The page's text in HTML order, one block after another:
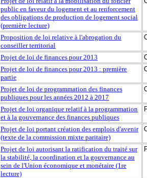
public en faveur du logement et au renforcement
des obligations de production de logement social
(première lecture)
Proposition de loi relative à l'abrogation du
conseiller territorial
Projet de loi de finances pour 2013
Projet de loi de finances pour 2013 : première
partie
Projet de loi de programmation des finances
publiques pour les années 2012 à 2017
Projet de loi organique relatif à la programmation
et à la gouvernance des finances publiques
Projet de loi portant création des emplois d'avenir
(texte de la commission mixte paritaire)
Projet de loi autorisant la ratification du traité sur
la stabilité, la coordination et la gouvernance au
sein de l'Union économique et monétaire (1re
lecture)